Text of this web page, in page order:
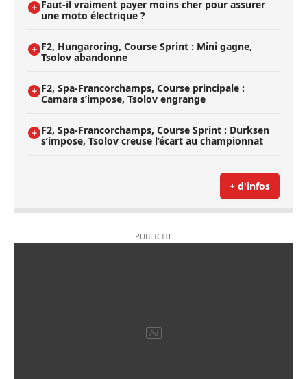
Faut-il vraiment payer moins cher pour assurer
une moto électrique ?
F2, Hungaroring, Course Sprint : Mini gagne,
Tsolov abandonne
F2, Spa-Francorchamps, Course principale :
Camara s’impose, Tsolov engrange
F2, Spa-Francorchamps, Course Sprint : Durksen
s’impose, Tsolov creuse l’écart au championnat
+ d'infos